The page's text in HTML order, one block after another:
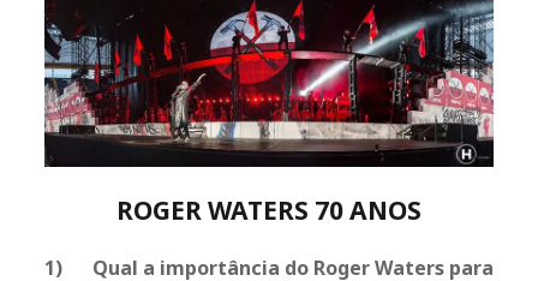
ROGER WATERS 70 ANOS
1) Qual a importância do Roger Waters para